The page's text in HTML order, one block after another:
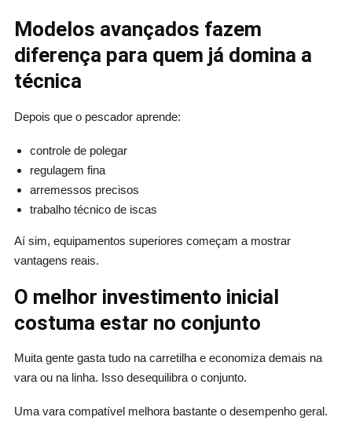
Modelos avançados fazem
diferença para quem já domina a
técnica
Depois que o pescador aprende:
controle de polegar
regulagem fina
arremessos precisos
trabalho técnico de iscas
Aí sim, equipamentos superiores começam a mostrar
vantagens reais.
O melhor investimento inicial
costuma estar no conjunto
Muita gente gasta tudo na carretilha e economiza demais na
vara ou na linha. Isso desequilibra o conjunto.
Uma vara compatível melhora bastante o desempenho geral.